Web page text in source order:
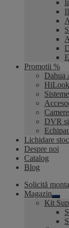
Promotii %
Dahua
DVR
Lichidare stoc
Despre noi
Catalog
Blog
Solicită
Magazin
copil
Kit